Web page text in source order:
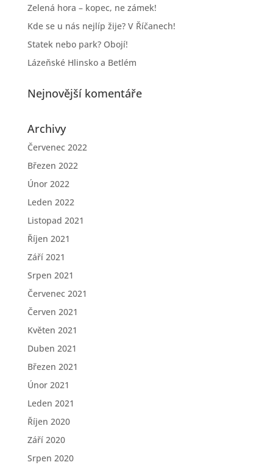
Zelená hora – kopec, ne zámek!
Kde se u nás nejlíp žije? V Říčanech!
Statek nebo park? Obojí!
Lázeňské Hlinsko a Betlém
Nejnovější komentáře
Archivy
Červenec 2022
Březen 2022
Únor 2022
Leden 2022
Listopad 2021
Říjen 2021
Září 2021
Srpen 2021
Červenec 2021
Červen 2021
Květen 2021
Duben 2021
Březen 2021
Únor 2021
Leden 2021
Říjen 2020
Září 2020
Srpen 2020